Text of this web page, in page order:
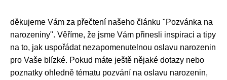
děkujeme Vám za přečtení našeho článku "Pozvánka na
narozeniny". Věříme, že jsme Vám přinesli inspiraci a tipy
na to, jak uspořádat nezapomenutelnou oslavu narozenin
pro Vaše blízké. Pokud máte ještě nějaké dotazy nebo
poznatky ohledně tématu pozvání na oslavu narozenin,